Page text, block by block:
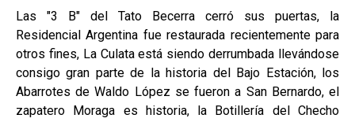
Las "3 B" del Tato Becerra cerró sus puertas, la
Residencial Argentina fue restaurada recientemente para
otros fines, La Culata está siendo derrumbada llevándose
consigo gran parte de la historia del Bajo Estación, los
Abarrotes de Waldo López se fueron a San Bernardo, el
zapatero Moraga es historia, la Botillería del Checho